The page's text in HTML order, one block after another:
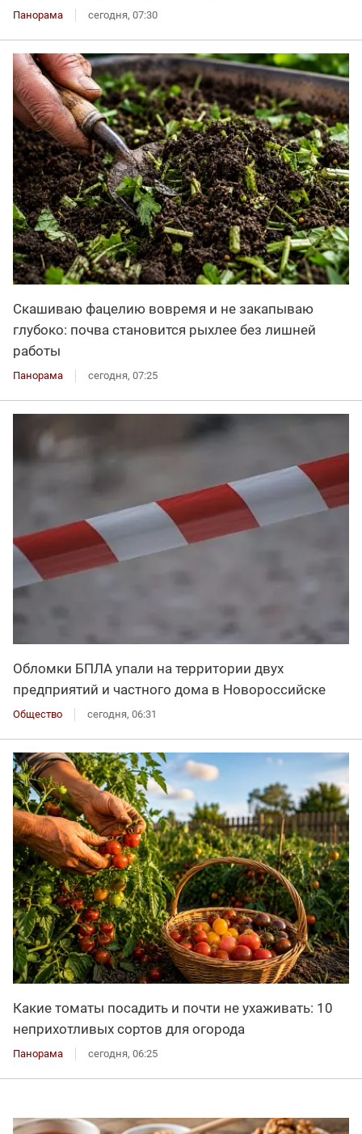
Панорама сегодня, 07:30
Скашиваю фацелию вовремя и не закапываю
глубоко: почва становится рыхлее без лишней
работы
Панорама сегодня, 07:25
Обломки БПЛА упали на территории двух
предприятий и частного дома в Новороссийске
Общество сегодня, 06:31
Какие томаты посадить и почти не ухаживать: 10
неприхотливых сортов для огорода
Панорама сегодня, 06:25